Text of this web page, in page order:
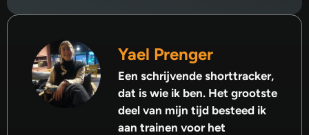
Yael Prenger
Een schrijvende shorttracker,
dat is wie ik ben. Het grootste
deel van mijn tijd besteed ik
aan trainen voor het